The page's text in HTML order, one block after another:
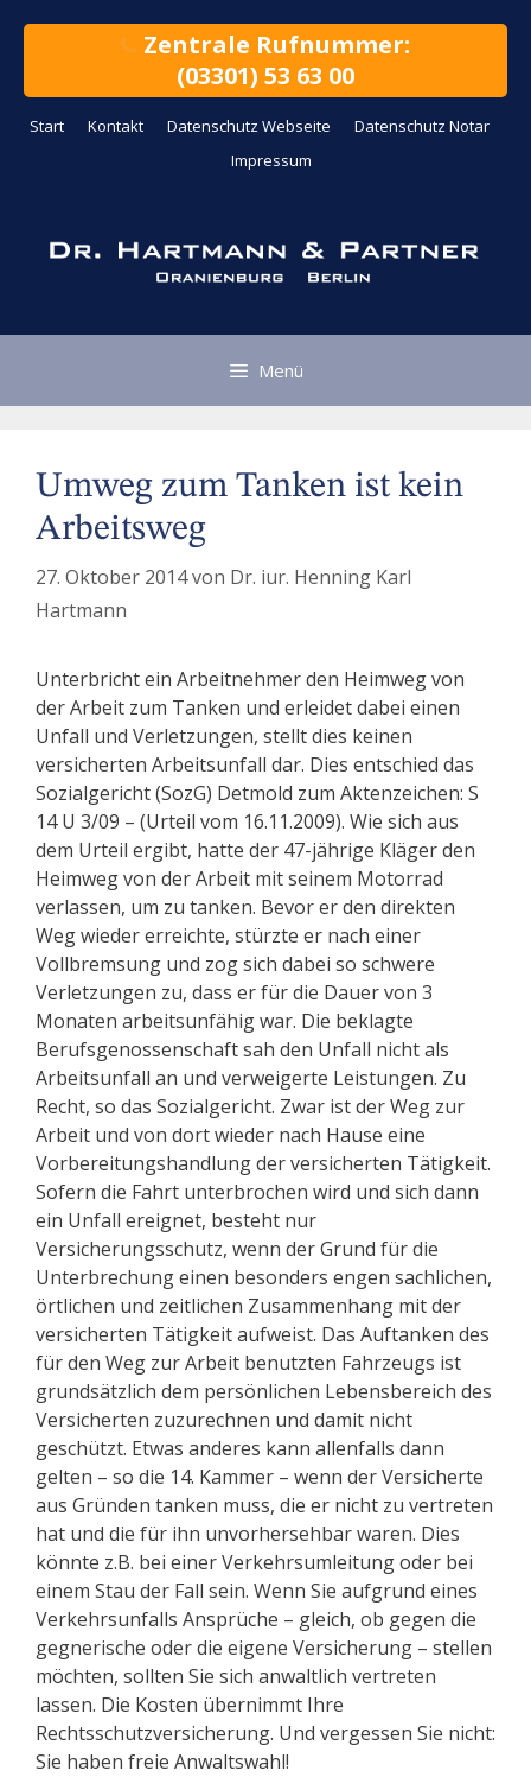
Zentrale Rufnummer:
(03301) 53 63 00
Start Kontakt Datenschutz Webseite
Datenschutz Notar
Impressum
Menü
Umweg zum Tanken ist kein
Arbeitsweg
27. Oktober 2014von Dr. iur. Henning Karl
Hartmann
Unterbricht ein Arbeitnehmer den Heimweg von
der Arbeit zum Tanken und erleidet dabei einen
Unfall und Verletzungen, stellt dies keinen
versicherten Arbeitsunfall dar. Dies entschied das
Sozialgericht (SozG) Detmold zum Aktenzeichen: S
14 U 3/09 – (Urteil vom 16.11.2009). Wie sich aus
dem Urteil ergibt, hatte der 47-jährige Kläger den
Heimweg von der Arbeit mit seinem Motorrad
verlassen, um zu tanken. Bevor er den direkten
Weg wieder erreichte, stürzte er nach einer
Vollbremsung und zog sich dabei so schwere
Verletzungen zu, dass er für die Dauer von 3
Monaten arbeitsunfähig war. Die beklagte
Berufsgenossenschaft sah den Unfall nicht als
Arbeitsunfall an und verweigerte Leistungen. Zu
Recht, so das Sozialgericht. Zwar ist der Weg zur
Arbeit und von dort wieder nach Hause eine
Vorbereitungshandlung der versicherten Tätigkeit.
Sofern die Fahrt unterbrochen wird und sich dann
ein Unfall ereignet, besteht nur
Versicherungsschutz, wenn der Grund für die
Unterbrechung einen besonders engen sachlichen,
örtlichen und zeitlichen Zusammenhang mit der
versicherten Tätigkeit aufweist. Das Auftanken des
für den Weg zur Arbeit benutzten Fahrzeugs ist
grundsätzlich dem persönlichen Lebensbereich des
Versicherten zuzurechnen und damit nicht
geschützt. Etwas anderes kann allenfalls dann
gelten – so die 14. Kammer – wenn der Versicherte
aus Gründen tanken muss, die er nicht zu ver­treten
hat und die für ihn unvorhersehbar waren. Dies
könnte z.B. bei einer Verkehrsumleitung oder bei
einem Stau der Fall sein. Wenn Sie aufgrund eines
Verkehrsunfalls Ansprüche – gleich, ob gegen die
gegnerische oder die eigene Versicherung – stellen
möchten, sollten Sie sich anwaltlich vertreten
lassen. Die Kosten übernimmt Ihre
Rechtsschutzversicherung. Und vergessen Sie nicht:
Sie haben freie Anwaltswahl!